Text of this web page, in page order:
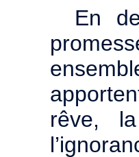
En
rêve,